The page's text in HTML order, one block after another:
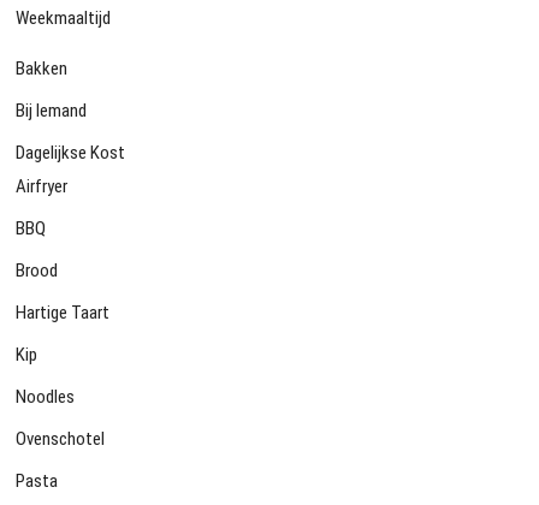
Weekmaaltijd
Bakken
Bij Iemand
Dagelijkse Kost
Airfryer
BBQ
Brood
Hartige Taart
Kip
Noodles
Ovenschotel
Pasta